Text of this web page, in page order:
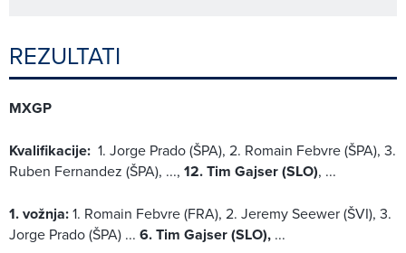
REZULTATI
MXGP
Kvalifikacije: 1. Jorge Prado (ŠPA), 2. Romain Febvre (ŠPA), 3.
Ruben Fernandez (ŠPA), ..., 12. Tim Gajser (SLO), ...
1. vožnja:1. Romain Febvre (FRA), 2. Jeremy Seewer (ŠVI), 3.
Jorge Prado (ŠPA) ... 6. Tim Gajser (SLO), ...